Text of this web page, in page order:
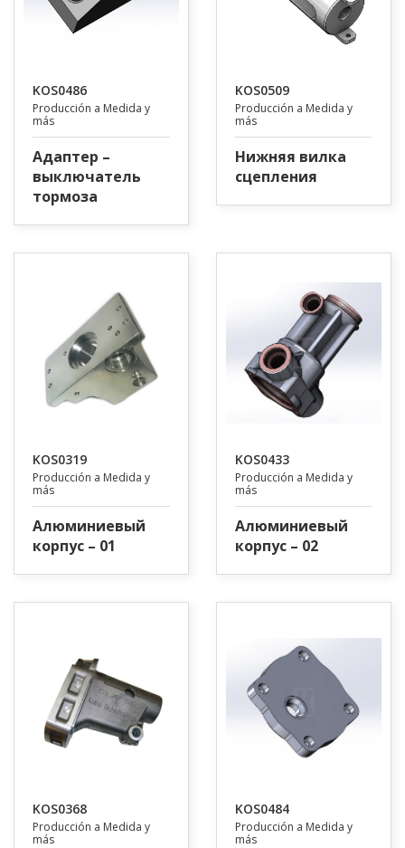
KOS0486
Producción a Medida y
más
Адаптер –
выключатель
тормоза
KOS0509
Producción a Medida y
más
Нижняя вилка
сцепления
KOS0319
Producción a Medida y
más
Алюминиевый
корпус – 01
KOS0433
Producción a Medida y
más
Алюминиевый
корпус – 02
KOS0368
Producción a Medida y
más
KOS0484
Producción a Medida y
más